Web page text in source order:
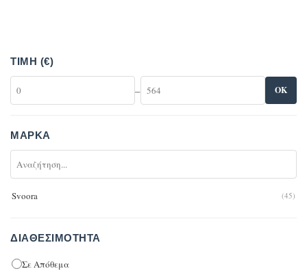
ΤΙΜΉ (€)
– OK
ΜΆΡΚΑ
Svoora (45)
ΔΙΑΘΕΣΙΜΌΤΗΤΑ
Σε Απόθεμα